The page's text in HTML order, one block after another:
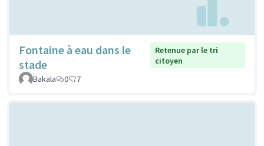
Fontaine à eau dans le
stade
Retenue par le tri
citoyen
Bakala
0 7